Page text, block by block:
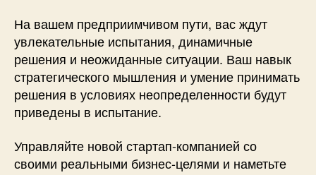
На вашем предприимчивом пути, вас ждут
увлекательные испытания, динамичные
решения и неожиданные ситуации. Ваш навык
стратегического мышления и умение принимать
решения в условиях неопределенности будут
приведены в испытание.
Управляйте новой стартап-компанией со
своими реальными бизнес-целями и наметьте